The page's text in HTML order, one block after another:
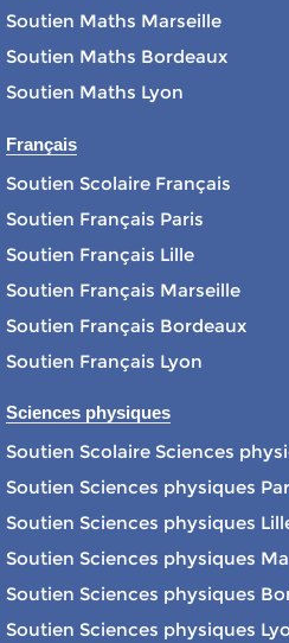
Soutien Maths Marseille
Soutien Maths Bordeaux
Soutien Maths Lyon
Français
Soutien Scolaire Français
Soutien Français Paris
Soutien Français Lille
Soutien Français Marseille
Soutien Français Bordeaux
Soutien Français Lyon
Sciences physiques
Soutien Scolaire Sciences
Soutien Sciences physiques
Soutien Sciences physiques
Soutien Sciences physiques
Soutien Sciences physiques
Soutien Sciences physiques